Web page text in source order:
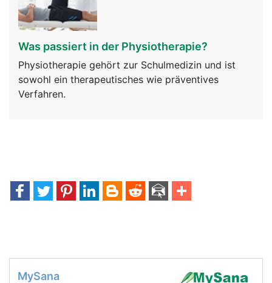
Was passiert in der Physiotherapie?
Physiotherapie gehört zur Schulmedizin und ist
sowohl ein therapeutisches wie präventives
Verfahren.
MySana